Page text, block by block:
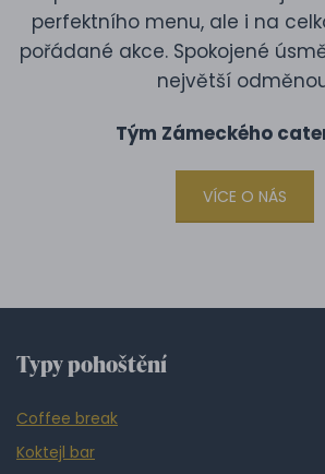
perfektního menu, ale i na
pořádané akce. Spokojené
největší
Tým Zámeckého
VÍCE O NÁS
Typy pohoštění
Coffee break
Koktejl bar